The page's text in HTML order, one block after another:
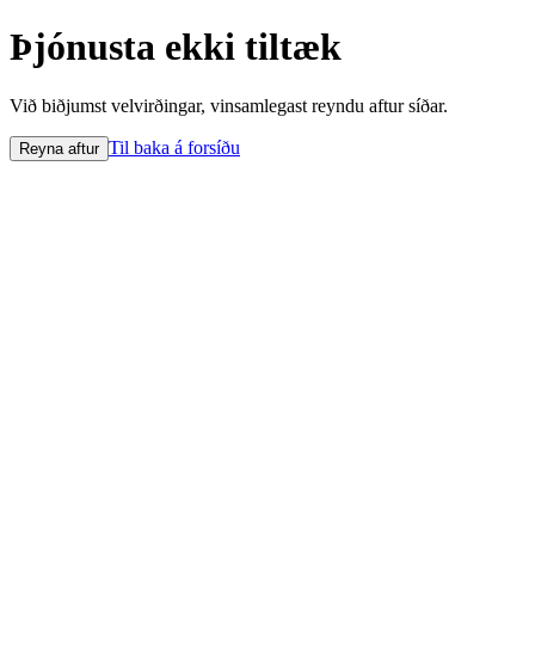
Þjónusta ekki tiltæk
Við biðjumst velvirðingar, vinsamlegast reyndu aftur síðar.
Reyna aftur Til baka á forsíðu